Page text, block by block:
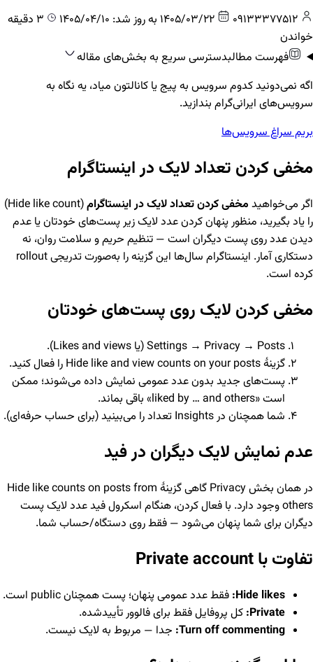
به روز شد: 1405/04/10
3 دقیقه
خواندن
فهرست مطالبدسترسی سریع به بخش‌های مقاله
اگه نمی‌دونید کدوم سرویس به پیج یا کانالتون میاد، یه نگاه به
سرویس‌های ایرانی‌گرام بندازید.
بریم سراغ سرویس‌ها
مخفی کردن تعداد لایک در اینستاگرام
اگر می‌خواهید مخفی کردن تعداد لایک در اینستاگرام
(Hide like count)
را یاد بگیرید، منظور پنهان کردن عدد لایک زیر پست‌های خودتان یا عدم
دیدن عدد روی پست دیگران است — تنظیم حریم و سلامت روان، نه
دستکاری آمار. اینستاگرام سال‌ها این گزینه را به‌صورت تدریجی rollout
کرده است.
مخفی کردن لایک روی پست‌های خودتان
Settings → Privacy → Posts (یا Likes and views).
گزینهٔ Hide like and view counts on your posts را فعال کنید.
پست‌های جدید بدون عدد عمومی نمایش داده می‌شوند؛ ممکن
است «liked by … and others» باقی بماند.
شما همچنان در Insights تعداد را می‌بینید (برای حساب حرفه‌ای).
عدم نمایش لایک دیگران در فید
در همان بخش Privacy گاهی گزینهٔ Hide like counts on posts from
others وجود دارد. با فعال کردن، هنگام اسکرول فید عدد لایک پست
دیگران برای شما پنهان می‌شود — فقط روی دستگاه/حساب شما.
تفاوت با Private account
Hide likes: فقط عدد عمومی پنهان؛ پست همچنان public است.
Private: کل پروفایل فقط برای فالوور تأییدشده.
Turn off commenting: جدا — مربوط به لایک نیست.